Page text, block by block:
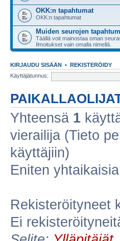
OKK:n tapahtumat
OKK:n tapahtumat
Muiden seurojen
Täällä voit mainostaa oman
Ilmoitukset vain omalla nimellä.
KIRJAUDU SISÄÄN • REKISTERÖIDY
Käyttäjätunnus:
Yhteensä 1
vierailija (Tieto
käyttäjiin)
Eniten
Rekisteröityneet
Ei